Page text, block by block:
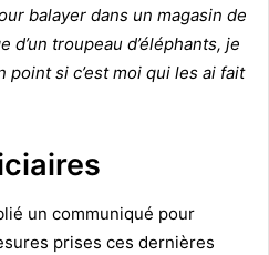
balayer dans un magasin de
d’un troupeau d’éléphants, je
si c’est moi qui les ai fait
un communiqué pour
prises ces dernières